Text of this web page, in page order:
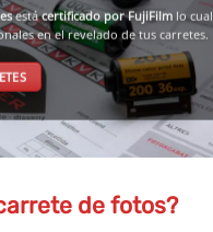
estácertificado por FujiFilm lo cual
en el revelado de tus carretes.
de fotos?